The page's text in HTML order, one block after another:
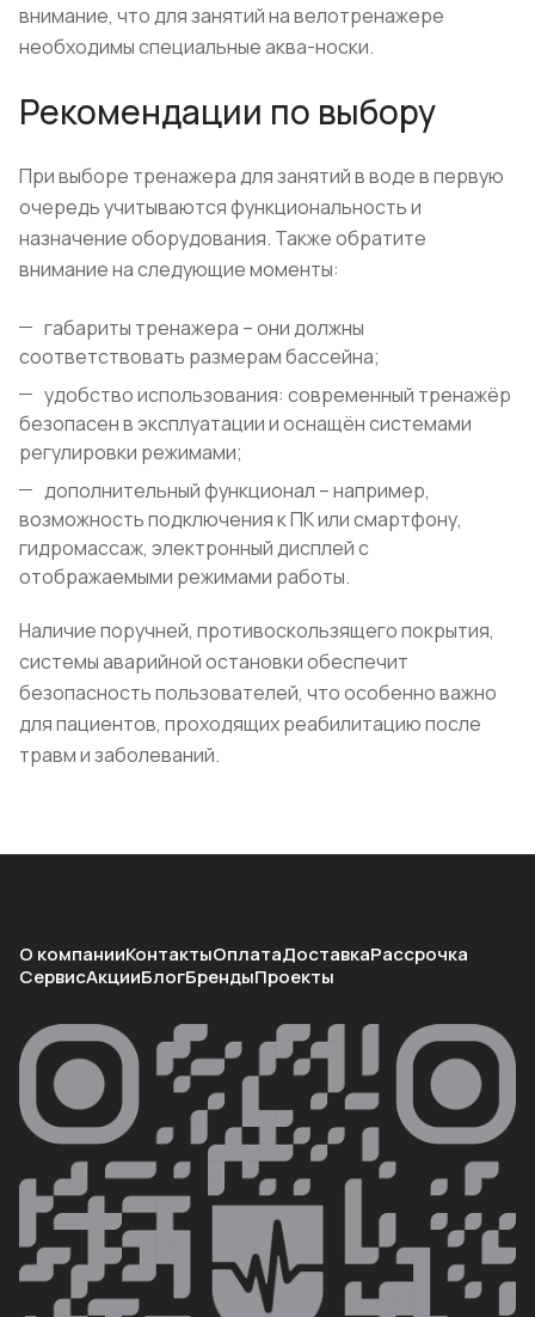
внимание, что для занятий на велотренажере
необходимы специальные аква-носки.
Рекомендации по выбору
При выборе тренажера для занятий в воде в первую
очередь учитываются функциональность и
назначение оборудования. Также обратите
внимание на следующие моменты:
габариты тренажера – они должны
соответствовать размерам бассейна;
удобство использования: современный тренажёр
безопасен в эксплуатации и оснащён системами
регулировки режимами;
дополнительный функционал – например,
возможность подключения к ПК или смартфону,
гидромассаж, электронный дисплей с
отображаемыми режимами работы.
Наличие поручней, противоскользящего покрытия,
системы аварийной остановки обеспечит
безопасность пользователей, что особенно важно
для пациентов, проходящих реабилитацию после
травм и заболеваний.
О компанииКонтактыОплатаДоставкаРассрочка
СервисАкцииБлогБрендыПроекты